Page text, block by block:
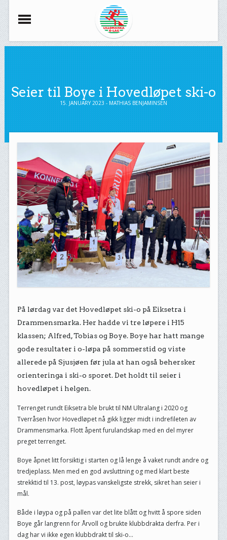
Seier til Boye i Hovedløpet ski-o
15. JANUARY 2023 - MATHIAS BENJAMINSEN
På lørdag var det Hovedløpet ski-o på Eiksetra i
Drammensmarka. Her hadde vi tre løpere i H15
klassen; Alfred, Tobias og Boye. Boye har hatt mange
gode resultater i o-løpa på sommerstid og viste
allerede på Sjusjøen før jula at han også behersker
orienteringa i ski-o sporet. Det holdt til seier i
hovedløpet i helgen.
Terrenget rundt Eiksetra ble brukt til NM Ultralang i 2020 og
Tverråsen hvor Hovedløpet nå gikk ligger midt i indrefileten av
Drammensmarka. Flott åpent furulandskap med en del myrer
preget terrenget.
Boye åpnet litt forsiktig i starten og lå lenge å vaket rundt andre og
tredjeplass. Men med en god avsluttning og med klart beste
strekktid til 13. post, løypas vanskeligste strekk, sikret han seier i
mål.
Både i løypa og på pallen var det lite blått og hvitt å spore siden
Boye går langrenn for Årvoll og brukte klubbdrakta derfra. Per i
dag har vi ikke egen klubbdrakt til ski-o…